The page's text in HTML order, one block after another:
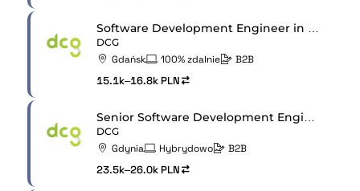
Software Development Engineer in Test Responsibilities
DCG
Gdańsk 100% zdalnie B2B
15.1k–16.8k PLN
Senior Software Development Engineer In Test
DCG
Gdynia Hybrydowo B2B
23.5k–26.0k PLN